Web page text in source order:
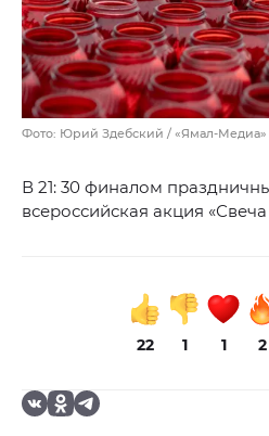
Фото: Юрий Здебский / «Ямал-Медиа»
В 21: 30 финалом
всероссийская акция
22 1 1 2